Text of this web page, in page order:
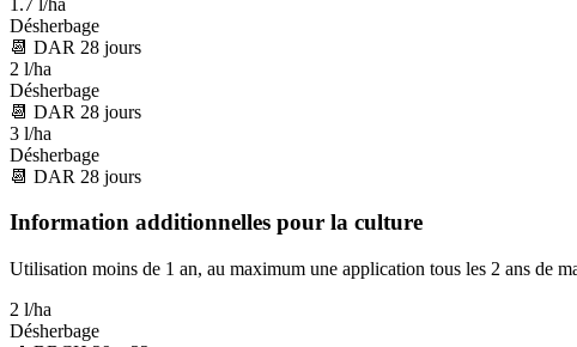
Désherbage
📆 DAR 28 jours
2 l/ha
Désherbage
📆 DAR 28 jours
3 l/ha
Désherbage
📆 DAR 28 jours
Information additionnelles pour la culture
Utilisation moins de 1 an, au maximum une application tous les 2 ans de
2 l/ha
Désherbage